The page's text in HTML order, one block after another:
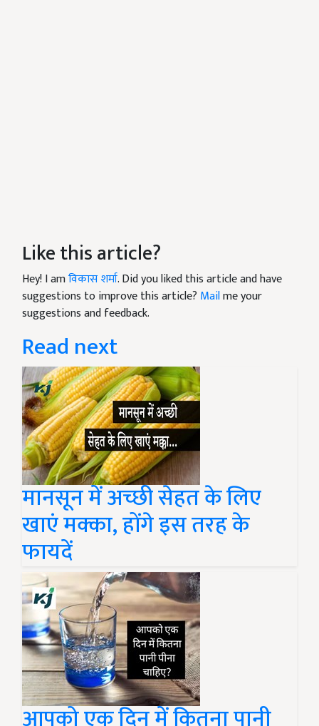
Like this article?
Hey! I amविकास शर्मा. Did you liked this article and have
suggestions to improve this article? Mailme your
suggestions and feedback.
Read next
मानसून में अच्छी सेहत के लिए
खाएं मक्का, होंगे इस तरह के
फायदें